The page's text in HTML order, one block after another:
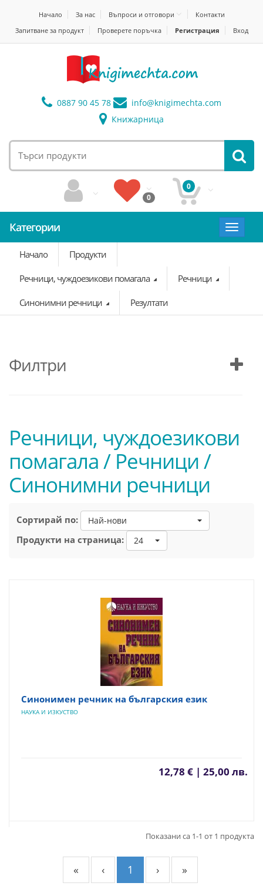
Начало За нас Въпроси и отговори
Контакти
Запитване за продукт
Проверете поръчка Регистрация Вход
0887 90 45 78 info@knigimechta.com
Книжарница
0
0
Категории
Toggle
Начало
Продукти
Речници, чуждоезикови помагала Речници
Синонимни речници Резултати
Филтри
Речници, чуждоезикови
помагала / Речници /
Синонимни речници
Сортирай по: Най-нови
Продукти на страница: 24
Синонимен речник на българския език
НАУКА И ИЗКУСТВО
12,78 € | 25,00 лв.
Показани са 1-1 от 1 продукта
« ‹ 1 › »